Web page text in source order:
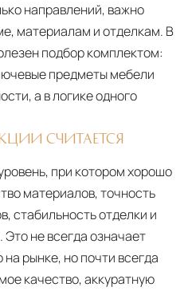
направлений, важно
материалам и отделкам. В
подбор комплектом:
предметы мебели
а в логике одного
СЧИТАЕТСЯ
при котором хорошо
материалов, точность
стабильность отделки и
не всегда означает
рынке, но почти всегда
качество, аккуратную